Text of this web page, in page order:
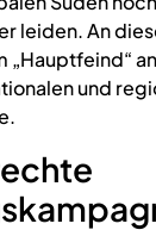
leiden. An
„Hauptfeind“
und